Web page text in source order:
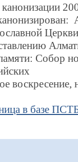
Собор
воскресение,
в базе